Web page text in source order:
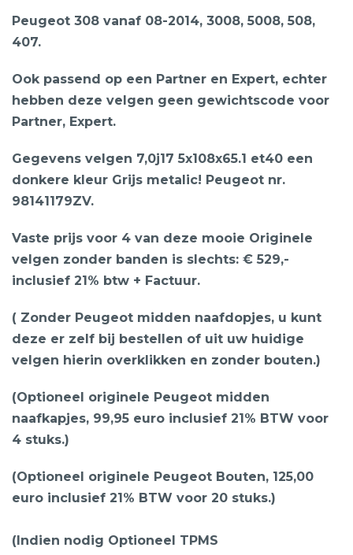
Peugeot 308 vanaf 08-2014, 3008, 5008, 508,
407.
Ook passend op een Partner en Expert, echter
hebben deze velgen geen gewichtscode voor
Partner, Expert.
Gegevens velgen 7,0j17 5x108x65.1 et40 een
donkere kleur Grijs metalic! Peugeot nr.
98141179ZV.
Vaste prijs voor 4 van deze mooie Originele
velgen zonder banden is slechts: € 529,-
inclusief 21% btw + Factuur.
( Zonder Peugeot midden naafdopjes, u kunt
deze er zelf bij bestellen of uit uw huidige
velgen hierin overklikken en zonder bouten.)
(Optioneel originele Peugeot midden
naafkapjes, 99,95 euro inclusief 21% BTW voor
4 stuks.)
(Optioneel originele Peugeot Bouten, 125,00
euro inclusief 21% BTW voor 20 stuks.)
(Indien nodig Optioneel TPMS